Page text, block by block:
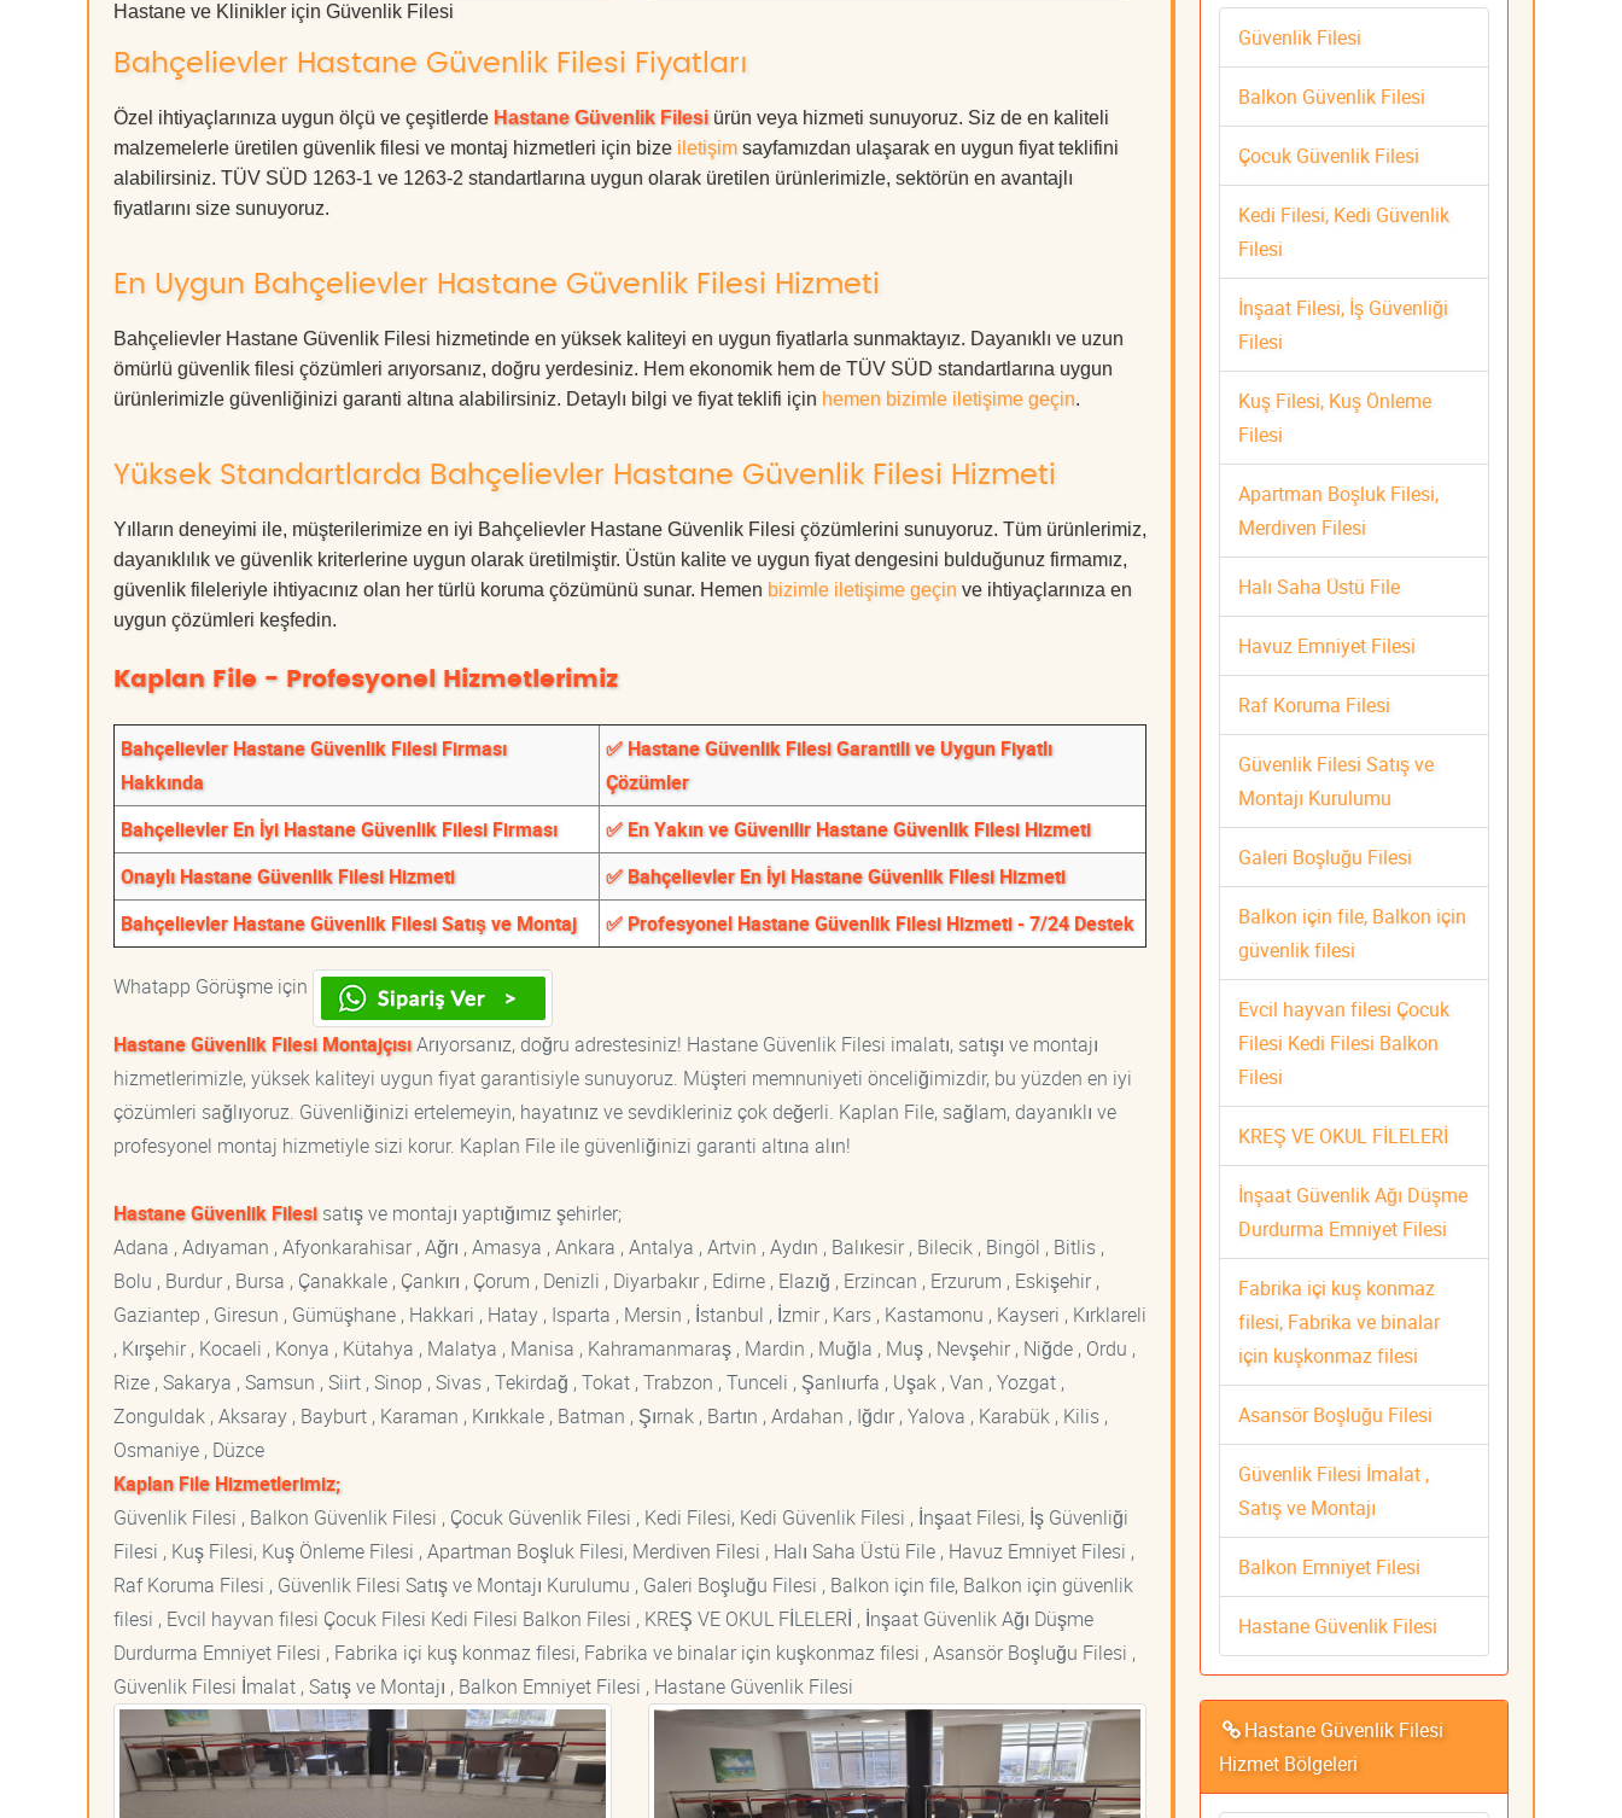
Hastane ve Klinikler için Güvenlik Filesi
Bahçelievler Hastane Güvenlik Filesi Fiyatları
Özel ihtiyaçlarınıza uygun ölçü ve çeşitlerde Hastane Güvenlik Filesi ürün veya hizmeti sunuyoruz. Siz de en kaliteli
malzemelerle üretilen güvenlik filesi ve montaj hizmetleri için bize iletişim sayfamızdan ulaşarak en uygun fiyat teklifini
alabilirsiniz. TÜV SÜD 1263-1 ve 1263-2 standartlarına uygun olarak üretilen ürünlerimizle, sektörün en avantajlı
fiyatlarını size sunuyoruz.
En Uygun Bahçelievler Hastane Güvenlik Filesi Hizmeti
Bahçelievler Hastane Güvenlik Filesi hizmetinde en yüksek kaliteyi en uygun fiyatlarla sunmaktayız. Dayanıklı ve uzun
ömürlü güvenlik filesi çözümleri arıyorsanız, doğru yerdesiniz. Hem ekonomik hem de TÜV SÜD standartlarına uygun
ürünlerimizle güvenliğinizi garanti altına alabilirsiniz. Detaylı bilgi ve fiyat teklifi için hemen bizimle iletişime geçin.
Yüksek Standartlarda Bahçelievler Hastane Güvenlik Filesi Hizmeti
Yılların deneyimi ile, müşterilerimize en iyi Bahçelievler Hastane Güvenlik Filesi çözümlerini sunuyoruz. Tüm ürünlerimiz,
dayanıklılık ve güvenlik kriterlerine uygun olarak üretilmiştir. Üstün kalite ve uygun fiyat dengesini bulduğunuz firmamız,
güvenlik fileleriyle ihtiyacınız olan her türlü koruma çözümünü sunar. Hemen bizimle iletişime geçin ve ihtiyaçlarınıza en
uygun çözümleri keşfedin.
Kaplan File - Profesyonel Hizmetlerimiz
Bahçelievler Hastane Güvenlik Filesi Firması
Hakkında
✅ Hastane Güvenlik Filesi Garantili ve Uygun Fiyatlı
Çözümler
Bahçelievler En İyi Hastane Güvenlik Filesi Firması
✅ En Yakın ve Güvenilir Hastane Güvenlik Filesi Hizmeti
Onaylı Hastane Güvenlik Filesi Hizmeti
✅ Bahçelievler En İyi Hastane Güvenlik Filesi Hizmeti
Bahçelievler Hastane Güvenlik Filesi Satış ve Montaj
✅ Profesyonel Hastane Güvenlik Filesi Hizmeti - 7/24 Destek
Whatapp Görüşme için
Hastane Güvenlik Filesi MontajçısıArıyorsanız, doğru adrestesiniz! Hastane Güvenlik Filesi imalatı, satışı ve montajı
hizmetlerimizle, yüksek kaliteyi uygun fiyat garantisiyle sunuyoruz. Müşteri memnuniyeti önceliğimizdir, bu yüzden en iyi
çözümleri sağlıyoruz. Güvenliğinizi ertelemeyin, hayatınız ve sevdikleriniz çok değerli. Kaplan File, sağlam, dayanıklı ve
profesyonel montaj hizmetiyle sizi korur. Kaplan File ile güvenliğinizi garanti altına alın!
Hastane Güvenlik Filesisatış ve montajı yaptığımız şehirler;
Adana , Adıyaman , Afyonkarahisar , Ağrı , Amasya , Ankara , Antalya , Artvin , Aydın , Balıkesir , Bilecik , Bingöl , Bitlis ,
Bolu , Burdur , Bursa , Çanakkale , Çankırı , Çorum , Denizli , Diyarbakır , Edirne , Elazığ , Erzincan , Erzurum , Eskişehir ,
Gaziantep , Giresun , Gümüşhane , Hakkari , Hatay , Isparta , Mersin , İstanbul , İzmir , Kars , Kastamonu , Kayseri , Kırklareli
, Kırşehir , Kocaeli , Konya , Kütahya , Malatya , Manisa , Kahramanmaraş , Mardin , Muğla , Muş , Nevşehir , Niğde , Ordu ,
Rize , Sakarya , Samsun , Siirt , Sinop , Sivas , Tekirdağ , Tokat , Trabzon , Tunceli , Şanlıurfa , Uşak , Van , Yozgat ,
Zonguldak , Aksaray , Bayburt , Karaman , Kırıkkale , Batman , Şırnak , Bartın , Ardahan , Iğdır , Yalova , Karabük , Kilis ,
Osmaniye , Düzce
Kaplan File Hizmetlerimiz;
Güvenlik Filesi , Balkon Güvenlik Filesi , Çocuk Güvenlik Filesi , Kedi Filesi, Kedi Güvenlik Filesi , İnşaat Filesi, İş Güvenliği
Filesi , Kuş Filesi, Kuş Önleme Filesi , Apartman Boşluk Filesi, Merdiven Filesi , Halı Saha Üstü File , Havuz Emniyet Filesi ,
Raf Koruma Filesi , Güvenlik Filesi Satış ve Montajı Kurulumu , Galeri Boşluğu Filesi , Balkon için file, Balkon için güvenlik
filesi , Evcil hayvan filesi Çocuk Filesi Kedi Filesi Balkon Filesi , KREŞ VE OKUL FİLELERİ , İnşaat Güvenlik Ağı Düşme
Durdurma Emniyet Filesi , Fabrika içi kuş konmaz filesi, Fabrika ve binalar için kuşkonmaz filesi , Asansör Boşluğu Filesi ,
Güvenlik Filesi İmalat , Satış ve Montajı , Balkon Emniyet Filesi , Hastane Güvenlik Filesi
Güvenlik Filesi
Balkon Güvenlik Filesi
Çocuk Güvenlik Filesi
Kedi Filesi, Kedi Güvenlik
Filesi
İnşaat Filesi, İş Güvenliği
Filesi
Kuş Filesi, Kuş Önleme
Filesi
Apartman Boşluk Filesi,
Merdiven Filesi
Halı Saha Üstü File
Havuz Emniyet Filesi
Raf Koruma Filesi
Güvenlik Filesi Satış ve
Montajı Kurulumu
Galeri Boşluğu Filesi
Balkon için file, Balkon için
güvenlik filesi
Evcil hayvan filesi Çocuk
Filesi Kedi Filesi Balkon
Filesi
KREŞ VE OKUL FİLELERİ
İnşaat Güvenlik Ağı Düşme
Durdurma Emniyet Filesi
Fabrika içi kuş konmaz
filesi, Fabrika ve binalar
için kuşkonmaz filesi
Asansör Boşluğu Filesi
Güvenlik Filesi İmalat ,
Satış ve Montajı
Balkon Emniyet Filesi
Hastane Güvenlik Filesi
Hastane Güvenlik Filesi
Hizmet Bölgeleri